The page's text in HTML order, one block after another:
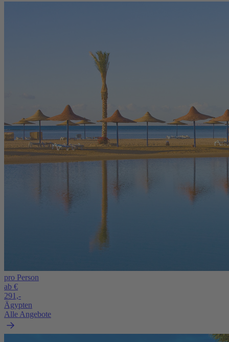
pro Person
ab €
291,-
Ägypten
Alle Angebote